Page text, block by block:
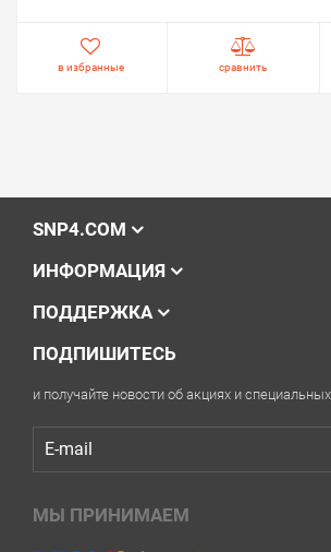
в избранные сравнить
SNP4.COM
ИНФОРМАЦИЯ
ПОДДЕРЖКА
ПОДПИШИТЕСЬ
и получайте новости об акциях и
МЫ ПРИНИМАЕМ